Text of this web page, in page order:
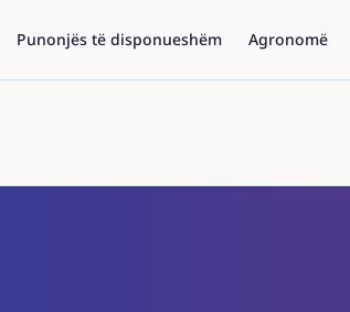
Punonjës të disponueshëm Agronomë